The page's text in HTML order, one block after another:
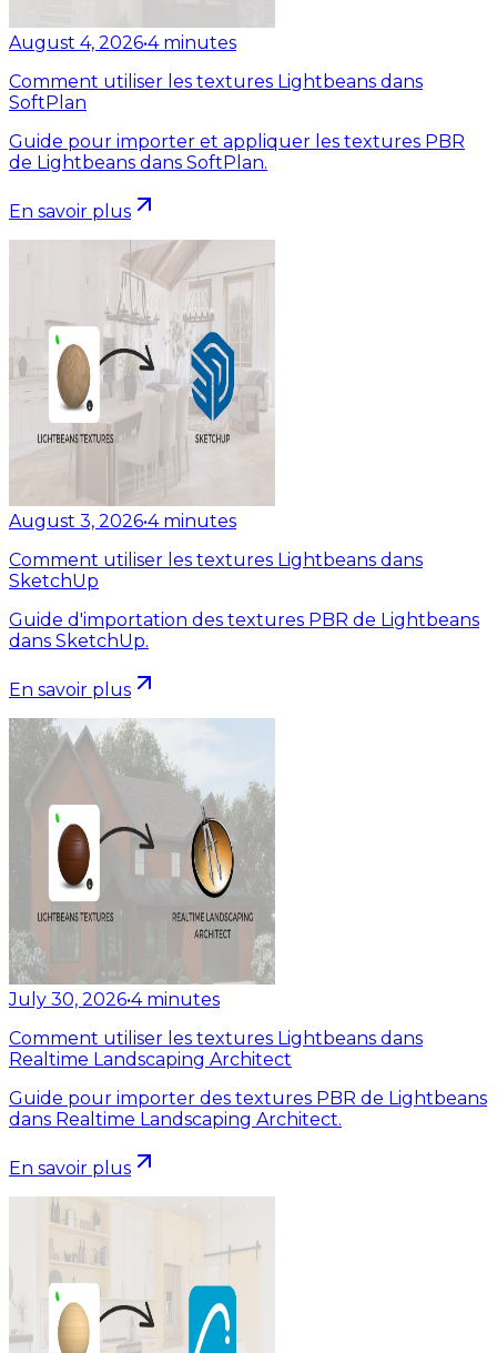
August 4, 2026•4 minutes
Comment utiliser les textures Lightbeans dans
SoftPlan
Guide pour importer et appliquer les textures PBR
de Lightbeans dans SoftPlan.
En savoir plus
August 3, 2026•4 minutes
Comment utiliser les textures Lightbeans dans
SketchUp
Guide d'importation des textures PBR de Lightbeans
dans SketchUp.
En savoir plus
July 30, 2026•4 minutes
Comment utiliser les textures Lightbeans dans
Realtime Landscaping Architect
Guide pour importer des textures PBR de Lightbeans
dans Realtime Landscaping Architect.
En savoir plus